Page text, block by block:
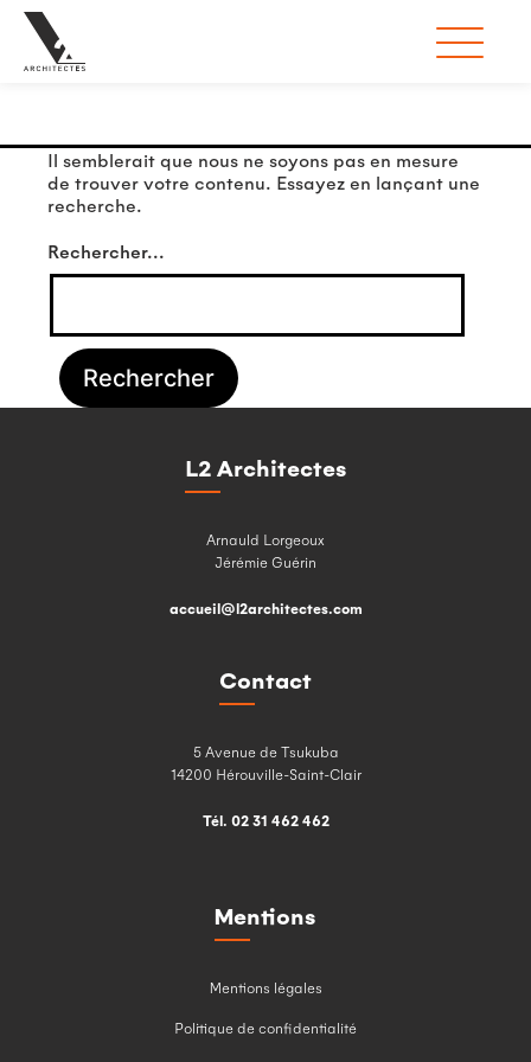
Il semblerait que nous ne soyons pas en mesure
de trouver votre contenu. Essayez en lançant une
recherche.
Rechercher…
L2 Architectes
Arnauld Lorgeoux
Jérémie Guérin
accueil@l2architectes.com
Contact
5 Avenue de Tsukuba
14200 Hérouville-Saint-Clair
Tél. 02 31 462 462
Mentions
Mentions légales
Politique de confidentialité